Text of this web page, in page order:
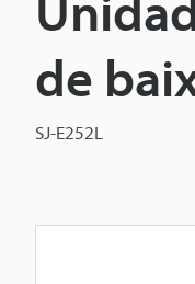
de
SJ-E252L